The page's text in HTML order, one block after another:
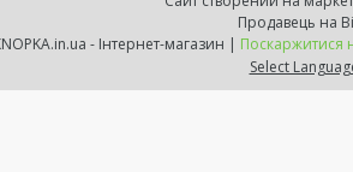
Продавець на
KNOPKA.in.ua - Інтернет-магазин | Поскаржитися
Select